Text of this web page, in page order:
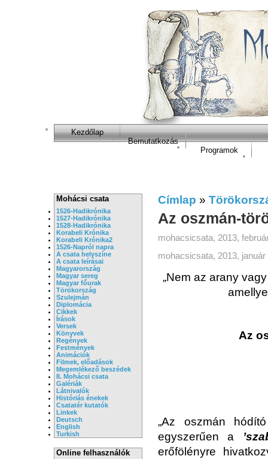
Kezdőlap
Bemutatkozás
Programok
Mohácsi csata
1526-Hadikrónika
1527-Hadikrónika
1528-Hadikrónika
Korabeli Krónika
Korabeli Krónika2
1526-Napról napra
A csata helyszíne
A csata leírásai
Magyarország
Magyar sereg
Magyar főurak
Törökország
Szulejmán
Diplomácia
Cikkek
Írások
Versek
Könyvek
Regények
Festmények
Animációk
Filmek, előadások
Megemlékező beszédek
II. Mohácsi csata
Galériák
Látnivalók
Históriás énekek
Csatatér kutatók
Linkek
Deutsch
English
Turkish
Online felhasználók
Címlap »
Az oszmán-
mohacsicsata, 2013,
mohacsicsata, 2013, január
„Nem az arany
Az
„Az oszmán
egyszerűen a
erőfölényre